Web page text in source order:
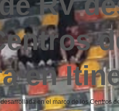
en
en el marco de los Centros